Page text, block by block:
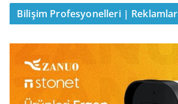
Bilişim Profesyonelleri | Reklamlar